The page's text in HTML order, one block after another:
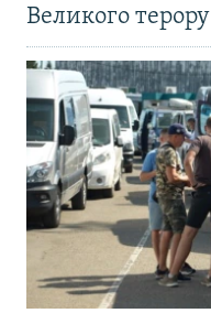
Великого терору